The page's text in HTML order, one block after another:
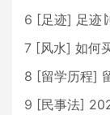
6 [足迹] 足迹
7 [风水] 如何
8 [留学历程]
9 [民事法]